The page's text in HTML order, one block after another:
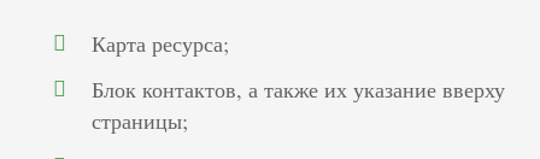
Карта ресурса;
Блок контактов, а также их указание вверху
страницы;